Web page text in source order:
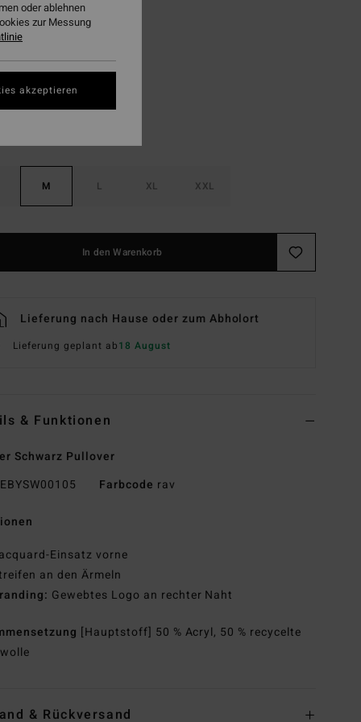
RABATT EXTRA 25%
M L XL XXL
In den Warenkorb
Lieferung nach Hause oder zum Abholort
Lieferung geplant ab18 August
& Funktionen
Schwarz Pullover
EBYSW00105 Farbcode rav
Einsatz vorne
an den Ärmeln
Gewebtes Logo an rechter Naht
[Hauptstoff] 50 % Acryl, 50 % recycelte
& Rückversand
oder ablehnen
zur Messung
akzeptieren